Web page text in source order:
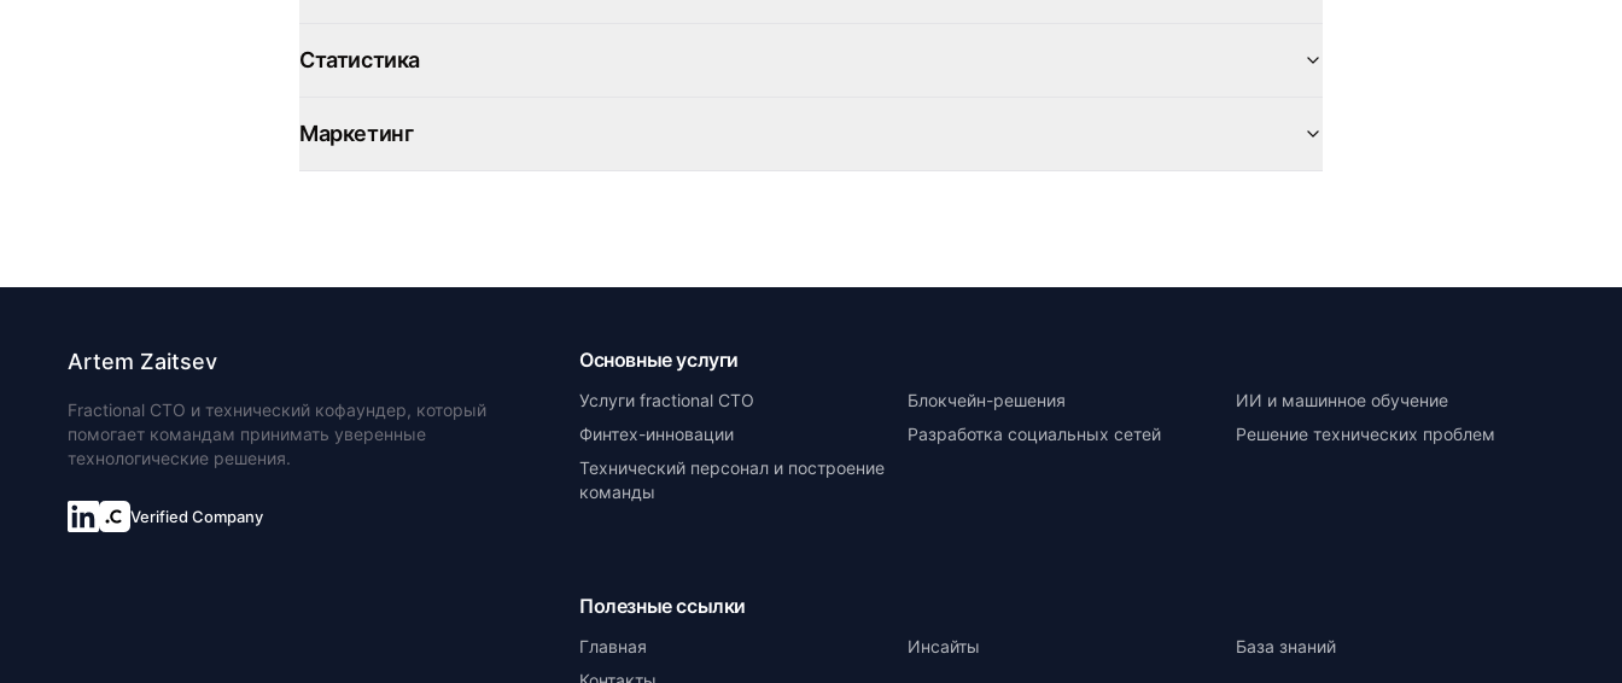
Статистика
Маркетинг
Artem Zaitsev
Fractional CTO и технический кофаундер, который
помогает командам принимать уверенные
технологические решения.
Verified Company
Основные услуги
Услуги fractional CTO Блокчейн-решения
ИИ и машинное обучение
Финтех-инновации
Разработка социальных сетей
Решение технических проблем
Технический персонал и построение
команды
Полезные ссылки
Главная Инсайты
База знаний